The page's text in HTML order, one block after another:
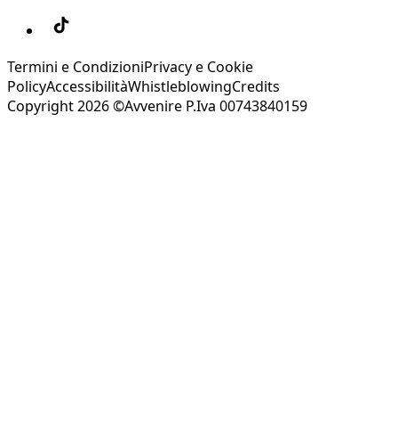
Termini e CondizioniPrivacy e Cookie
PolicyAccessibilitàWhistleblowingCredits
Copyright 2026 ©Avvenire P.Iva 00743840159